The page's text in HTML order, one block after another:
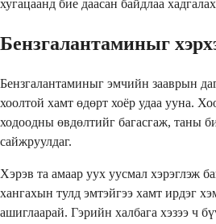
хугацаанд бие даасан байдлаа
Бензгалантаминыг
Бензгалантаминыг эмчийн зааврын
хоолтой хамт өдөрт хоёр удаа ууна.
ходоодны өвдөлтийг багасгаж, таны
сайжруулдаг.
Хэрэв та амаар уух уусмал хэрэглэж
хангахын тулд эмтэйгээ хамт ирдэг
ашиглаарай. Гэрийн халбага хэзээ ч